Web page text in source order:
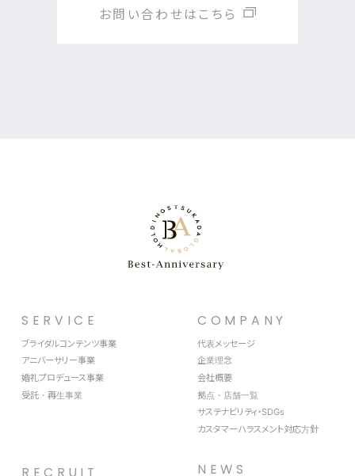
お問い合わせはこちら
SERVICE
ブライダルコンテンツ事業
アニバーサリー事業
婚礼プロデュース事業
受託・再生事業
COMPANY
代表メッセージ
企業理念
会社概要
拠点・店舗一覧
サステナビリティ・SDGs
カスタマーハラスメント対応方針
RECRUIT NEWS